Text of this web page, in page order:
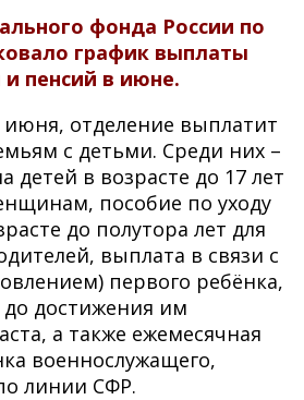
фонда России по
график выплаты
пенсий в июне.
июня, отделение выплатит
с детьми. Среди них –
детей в возрасте до 17 лет
пособие по уходу
до полутора лет для
выплата в связи с
первого ребёнка,
до достижения им
а также ежемесячная
военнослужащего,
линии СФР.